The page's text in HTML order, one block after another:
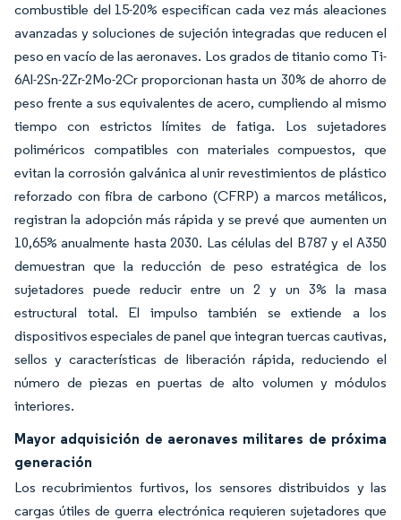
combustible del 15-20% especifican cada vez más aleaciones
avanzadas y soluciones de sujeción integradas que reducen el
peso en vacío de las aeronaves. Los grados de titanio como Ti-
6Al-2Sn-2Zr-2Mo-2Cr proporcionan hasta un 30% de ahorro de
peso frente a sus equivalentes de acero, cumpliendo al mismo
tiempo con estrictos límites de fatiga. Los sujetadores
poliméricos compatibles con materiales compuestos, que
evitan la corrosión galvánica al unir revestimientos de plástico
reforzado con fibra de carbono (CFRP) a marcos metálicos,
registran la adopción más rápida y se prevé que aumenten un
10,65% anualmente hasta 2030. Las células del B787 y el A350
demuestran que la reducción de peso estratégica de los
sujetadores puede reducir entre un 2 y un 3% la masa
estructural total. El impulso también se extiende a los
dispositivos especiales de panel que integran tuercas cautivas,
sellos y características de liberación rápida, reduciendo el
número de piezas en puertas de alto volumen y módulos
interiores.
Mayor adquisición de aeronaves militares de próxima
generación
Los recubrimientos furtivos, los sensores distribuidos y las
cargas útiles de guerra electrónica requieren sujetadores que